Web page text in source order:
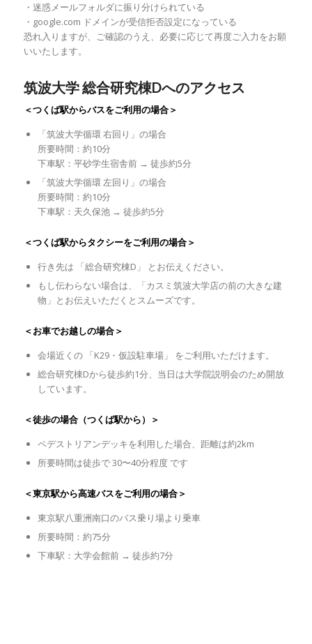
・迷惑メールフォルダに振り分けられている
・google.com ドメインが受信拒否設定になっている
恐れ入りますが、ご確認のうえ、必要に応じて再度ご入力をお願
いいたします。
筑波大学 総合研究棟Dへのアクセス
＜つくば駅からバスをご利用の場合＞
「筑波大学循環 右回り」の場合
所要時間：約10分
下車駅：平砂学生宿舎前 → 徒歩約5分
「筑波大学循環 左回り」の場合
所要時間：約10分
下車駅：天久保池 → 徒歩約5分
＜つくば駅からタクシーをご利用の場合＞
行き先は 「総合研究棟D」 とお伝えください。
もし伝わらない場合は、「カスミ筑波大学店の前の大きな建
物」とお伝えいただくとスムーズです。
＜お車でお越しの場合＞
会場近くの 「K29・仮設駐車場」 をご利用いただけます。
総合研究棟Dから徒歩約1分、当日は大学院説明会のため開放
しています。
＜徒歩の場合（つくば駅から）＞
ペデストリアンデッキを利用した場合、距離は約2km
所要時間は徒歩で 30〜40分程度 です
＜東京駅から高速バスをご利用の場合＞
東京駅八重洲南口のバス乗り場より乗車
所要時間：約75分
下車駅：大学会館前 → 徒歩約7分